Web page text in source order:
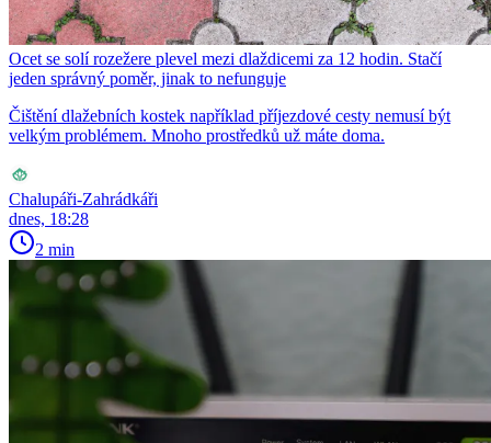
Ocet se solí rozežere plevel mezi dlaždicemi za 12 hodin. Stačí
jeden správný poměr, jinak to nefunguje
Čištění dlažebních kostek například příjezdové cesty nemusí být
velkým problémem. Mnoho prostředků už máte doma.
Chalupáři-Zahrádkáři
dnes, 18:28
2 min